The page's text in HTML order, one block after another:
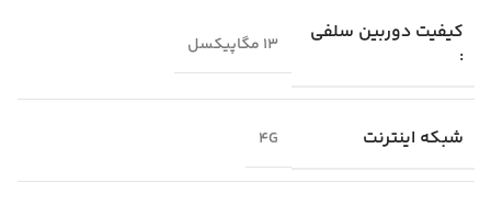
کیفیت دوربین سلفی
:
13 مگاپیکسل
شبکه اینترنت 4G